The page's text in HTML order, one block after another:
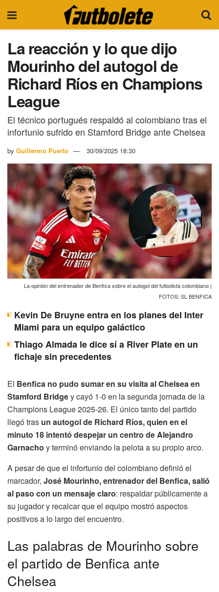
La reacción y lo que dijo
Mourinho del autogol de
Richard Ríos en Champions
League
El técnico portugués respaldó al colombiano tras el
infortunio sufrido en Stamford Bridge ante Chelsea
by Guillermo Puerto 30/09/2025 18:30
La opinión del entrenador de Benfica sobre el autogol del futbolista colombiano |
FOTOS: SL BENFICA
Kevin De Bruyne entra en los planes del Inter
Miami para un equipo galáctico
Thiago Almada le dice sí a River Plate en un
fichaje sin precedentes
El Benfica no pudo sumar en su visita al Chelsea en
Stamford Bridgey cayó 1-0 en la segunda jornada de la
Champions League 2025-26. El único tanto del partido
llegó tras un autogol de Richard Ríos, quien en el
minuto 18 intentó despejar un centro de Alejandro
Garnacho y terminó enviando la pelota a su propio arco.
A pesar de que el infortunio del colombiano definió el
marcador, José Mourinho, entrenador del Benfica, salió
al paso con un mensaje claro: respaldar públicamente a
su jugador y recalcar que el equipo mostró aspectos
positivos a lo largo del encuentro.
Las palabras de Mourinho sobre
el partido de Benfica ante
Chelsea